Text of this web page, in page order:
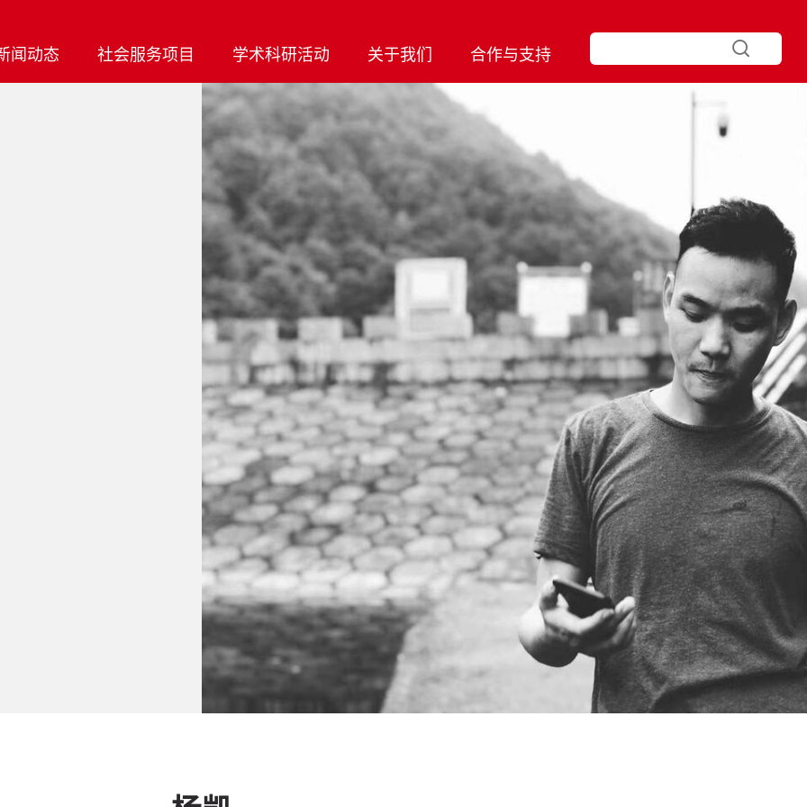
闻动态 社会服务项目 学术科研活动 关于我们 合作与支持